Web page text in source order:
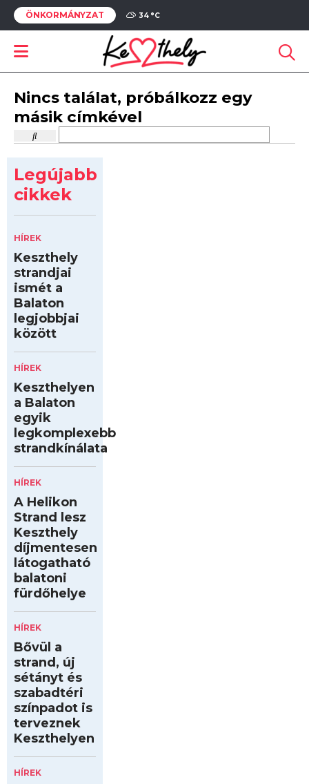
ÖNKORMÁNYZAT 34 °C
Nincs találat, próbálkozz egy
másik címkével
Legújabb
cikkek
HÍREK
Keszthely
strandjai
ismét a
Balaton
legjobbjai
között
HÍREK
Keszthelyen
a Balaton
egyik
legkomplexebb
strandkínálata
HÍREK
A Helikon
Strand lesz
Keszthely
díjmentesen
látogatható
balatoni
fürdőhelye
HÍREK
Bővül a
strand, új
sétányt és
szabadtéri
színpadot is
terveznek
Keszthelyen
HÍREK